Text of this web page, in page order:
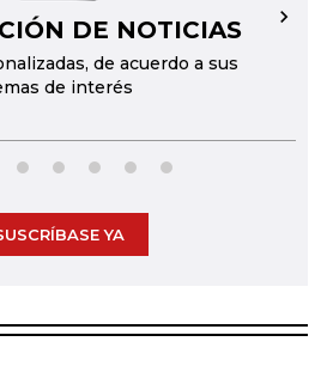
DE NOTICIAS
de acuerdo a sus
de interés
→
YA